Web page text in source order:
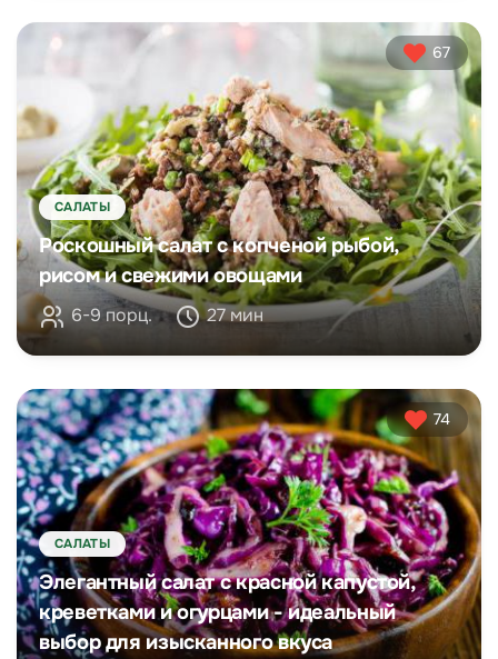
67
САЛАТЫ
Роскошный салат с копченой рыбой,
рисом и свежими овощами
6-9 порц. 27 мин
74
САЛАТЫ
Элегантный салат с красной капустой,
креветками и огурцами - идеальный
выбор для изысканного вкуса